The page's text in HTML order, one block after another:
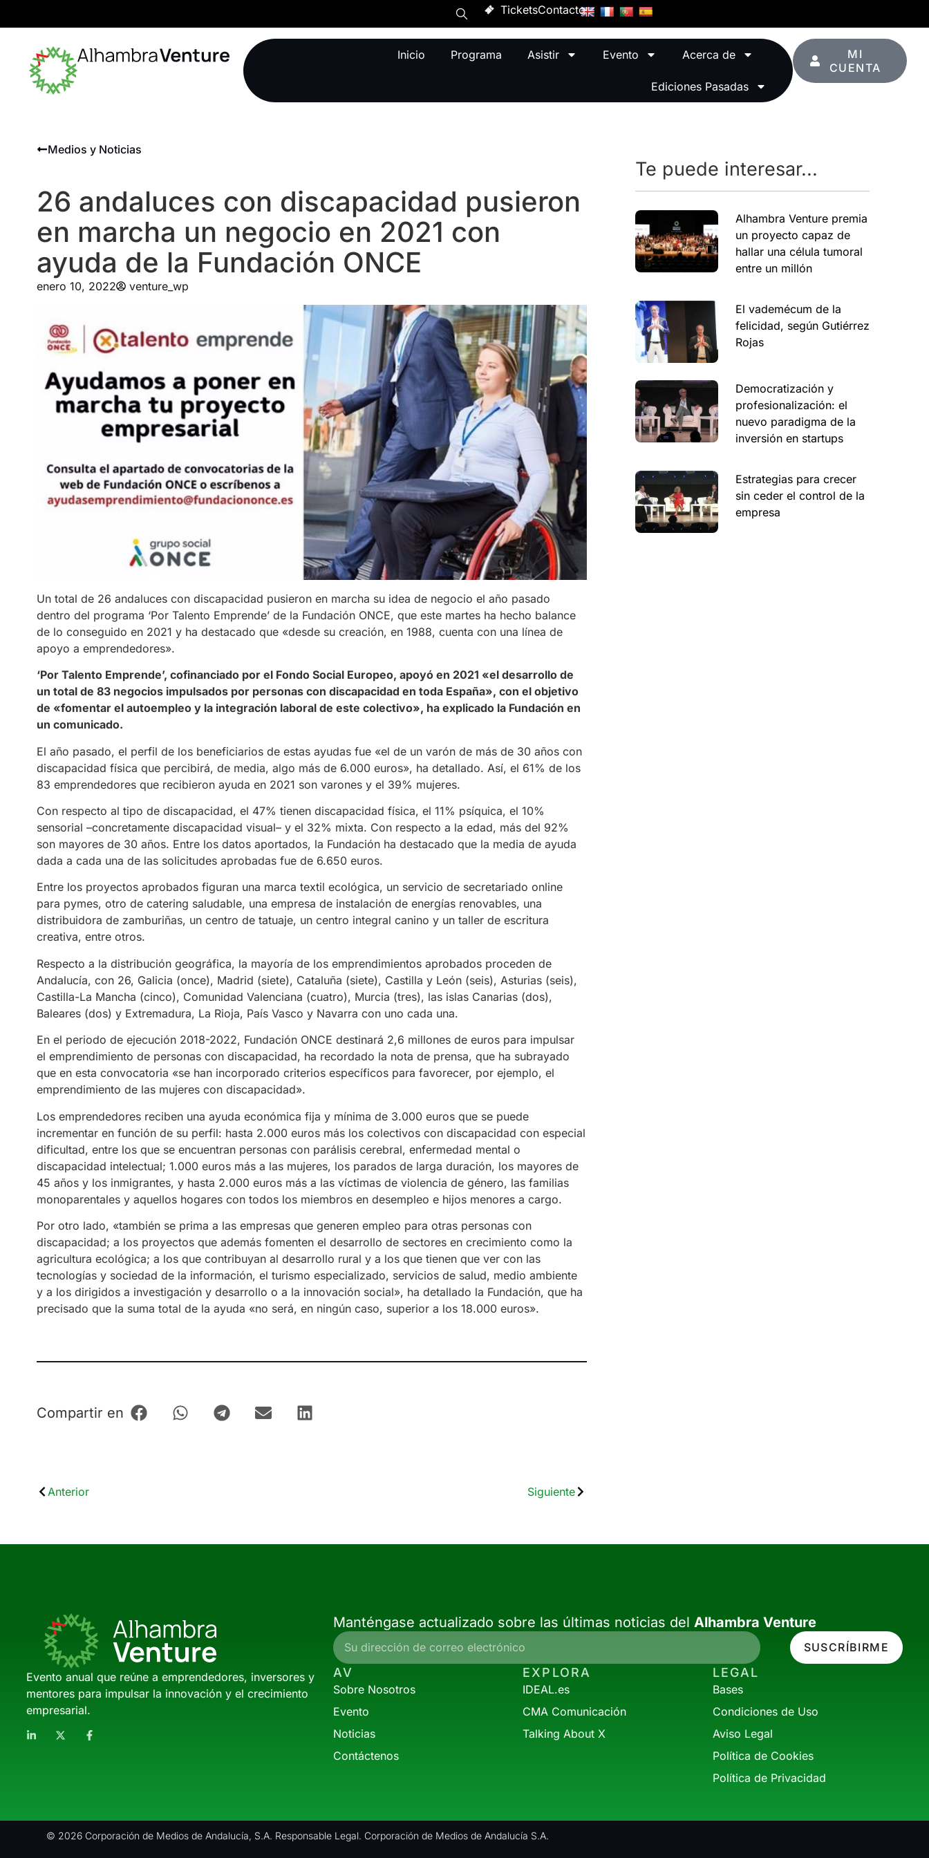
TicketsContacto
Inicio Programa Asistir Evento Acerca de
Ediciones Pasadas
MI
CUENTA
Medios y Noticias
26 andaluces con discapacidad pusieron
en marcha un negocio en 2021 con
ayuda de la Fundación ONCE
enero 10, 2022 venture_wp
Un total de 26 andaluces con discapacidad pusieron en marcha su idea de negocio el año pasado
dentro del programa ‘Por Talento Emprende’ de la Fundación ONCE, que este martes ha hecho balance
de lo conseguido en 2021 y ha destacado que «desde su creación, en 1988, cuenta con una línea de
apoyo a emprendedores».
‘Por Talento Emprende’, cofinanciado por el Fondo Social Europeo, apoyó en 2021 «el desarrollo de
un total de 83 negocios impulsados por personas con discapacidad en toda España», con el objetivo
de «fomentar el autoempleo y la integración laboral de este colectivo», ha explicado la Fundación en
un comunicado.
El año pasado, el perfil de los beneficiarios de estas ayudas fue «el de un varón de más de 30 años con
discapacidad física que percibirá, de media, algo más de 6.000 euros», ha detallado. Así, el 61% de los
83 emprendedores que recibieron ayuda en 2021 son varones y el 39% mujeres.
Con respecto al tipo de discapacidad, el 47% tienen discapacidad física, el 11% psíquica, el 10%
sensorial –concretamente discapacidad visual– y el 32% mixta. Con respecto a la edad, más del 92%
son mayores de 30 años. Entre los datos aportados, la Fundación ha destacado que la media de ayuda
dada a cada una de las solicitudes aprobadas fue de 6.650 euros.
Entre los proyectos aprobados figuran una marca textil ecológica, un servicio de secretariado online
para pymes, otro de catering saludable, una empresa de instalación de energías renovables, una
distribuidora de zamburiñas, un centro de tatuaje, un centro integral canino y un taller de escritura
creativa, entre otros.
Respecto a la distribución geográfica, la mayoría de los emprendimientos aprobados proceden de
Andalucía, con 26, Galicia (once), Madrid (siete), Cataluña (siete), Castilla y León (seis), Asturias (seis),
Castilla-La Mancha (cinco), Comunidad Valenciana (cuatro), Murcia (tres), las islas Canarias (dos),
Baleares (dos) y Extremadura, La Rioja, País Vasco y Navarra con uno cada una.
En el periodo de ejecución 2018-2022, Fundación ONCE destinará 2,6 millones de euros para impulsar
el emprendimiento de personas con discapacidad, ha recordado la nota de prensa, que ha subrayado
que en esta convocatoria «se han incorporado criterios específicos para favorecer, por ejemplo, el
emprendimiento de las mujeres con discapacidad».
Los emprendedores reciben una ayuda económica fija y mínima de 3.000 euros que se puede
incrementar en función de su perfil: hasta 2.000 euros más los colectivos con discapacidad con especial
dificultad, entre los que se encuentran personas con parálisis cerebral, enfermedad mental o
discapacidad intelectual; 1.000 euros más a las mujeres, los parados de larga duración, los mayores de
45 años y los inmigrantes, y hasta 2.000 euros más a las víctimas de violencia de género, las familias
monoparentales y aquellos hogares con todos los miembros en desempleo e hijos menores a cargo.
Por otro lado, «también se prima a las empresas que generen empleo para otras personas con
discapacidad; a los proyectos que además fomenten el desarrollo de sectores en crecimiento como la
agricultura ecológica; a los que contribuyan al desarrollo rural y a los que tienen que ver con las
tecnologías y sociedad de la información, el turismo especializado, servicios de salud, medio ambiente
y a los dirigidos a investigación y desarrollo o a la innovación social», ha detallado la Fundación, que ha
precisado que la suma total de la ayuda «no será, en ningún caso, superior a los 18.000 euros».
Compartir en
Anterior Siguiente
Te puede interesar...
Alhambra Venture premia
un proyecto capaz de
hallar una célula tumoral
entre un millón
El vademécum de la
felicidad, según Gutiérrez
Rojas
Democratización y
profesionalización: el
nuevo paradigma de la
inversión en startups
Estrategias para crecer
sin ceder el control de la
empresa
Evento anual que reúne a emprendedores, inversores y
mentores para impulsar la innovación y el crecimiento
empresarial.
Manténgase actualizado sobre las últimas noticias del Alhambra Venture
SUSCRÍBIRME
AV
Sobre Nosotros
Evento
Noticias
Contáctenos
EXPLORA
IDEAL.es
CMA Comunicación
Talking About X
LEGAL
Bases
Condiciones de Uso
Aviso Legal
Política de Cookies
Política de Privacidad
© 2026 Corporación de Medios de Andalucía, S.A. Responsable Legal. Corporación de Medios de Andalucía S.A.